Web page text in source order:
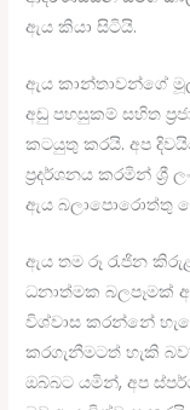
ඇය කියා සිටියි.
ඇය කාන්තාවන්ගේ
අඩු පහසුකම් සහිත
කටයුතු කරයි. අප
ප්‍රදර්ශනය කරමින් ශ්‍රී
ඇය බලාපොරොත්තු
ඇය තම රූ රැජින
ධනාත්මක බලපෑමක්
විශ්වාස කරන්නේ
කරගැනීමටත් හැකි
ඔබ්බට යමින්, අප